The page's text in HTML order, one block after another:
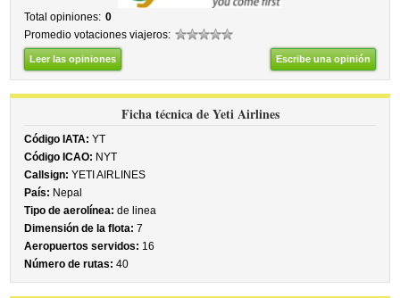
Total opiniones: 0
Promedio votaciones viajeros:
Leer las opiniones Escribe una opinión
Ficha técnica de Yeti Airlines
Código IATA: YT
Código ICAO: NYT
Callsign: YETI AIRLINES
País: Nepal
Tipo de aerolínea: de linea
Dimensión de la flota: 7
Aeropuertos servidos: 16
Número de rutas: 40